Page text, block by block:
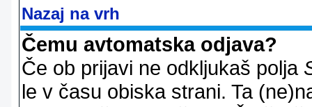
Nazaj na vrh
Čemu avtomatska odjava?
Če ob prijavi ne odkljukaš polja
le v času obiska strani. Ta